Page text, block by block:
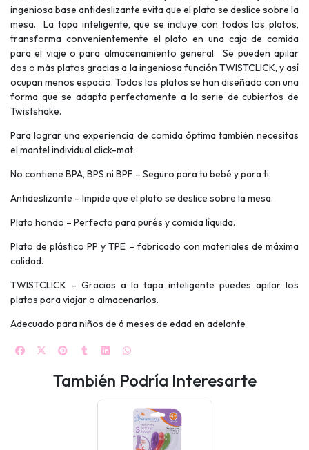
ingeniosa base antideslizante evita que el plato se deslice sobre la
mesa. La tapa inteligente, que se incluye con todos los platos,
transforma convenientemente el plato en una caja de comida
para el viaje o para almacenamiento general. Se pueden apilar
dos o más platos gracias a la ingeniosa función TWISTCLICK, y así
ocupan menos espacio. Todos los platos se han diseñado con una
forma que se adapta perfectamente a la serie de cubiertos de
Twistshake.
Para lograr una experiencia de comida óptima también necesitas
el mantel individual click-mat.
No contiene BPA, BPS ni BPF – Seguro para tu bebé y para ti.
Antideslizante – Impide que el plato se deslice sobre la mesa.
Plato hondo – Perfecto para purés y comida líquida.
Plato de plástico PP y TPE – fabricado con materiales de máxima
calidad.
TWISTCLICK – Gracias a la tapa inteligente puedes apilar los
platos para viajar o almacenarlos.
Adecuado para niños de 6 meses de edad en adelante
También Podría Interesarte